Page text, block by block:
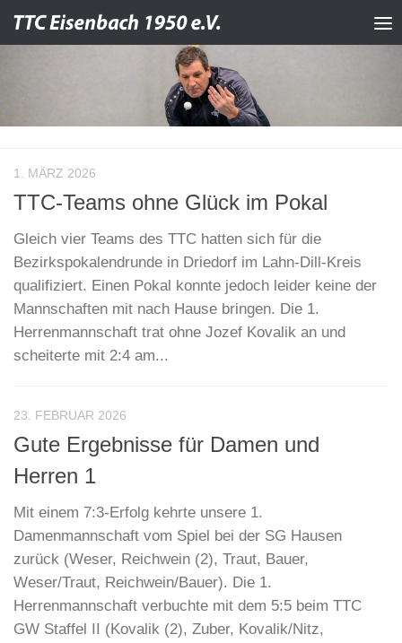
Zum Inhalt springen
1. MÄRZ 2026
TTC-Teams ohne Glück im Pokal
Gleich vier Teams des TTC hatten sich für die
Bezirkspokalendrunde in Driedorf im Lahn-Dill-Kreis
qualifiziert. Einen Pokal konnte jedoch leider keine der
Mannschaften mit nach Hause bringen. Die 1.
Herrenmannschaft trat ohne Jozef Kovalik an und
scheiterte mit 2:4 am...
23. FEBRUAR 2026
Gute Ergebnisse für Damen und
Herren 1
Mit einem 7:3-Erfolg kehrte unsere 1.
Damenmannschaft vom Spiel bei der SG Hausen
zurück (Weser, Reichwein (2), Traut, Bauer,
Weser/Traut, Reichwein/Bauer). Die 1.
Herrenmannschaft verbuchte mit dem 5:5 beim TTC
GW Staffel II (Kovalik (2), Zuber, Kovalik/Nitz,